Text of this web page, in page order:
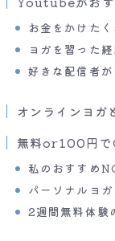
お金をかけたく
ヨガを習った
好きな配信者が
オンラインヨ
無料or100円で
私のおすすめ
パーソナルヨ
2週間無料体験